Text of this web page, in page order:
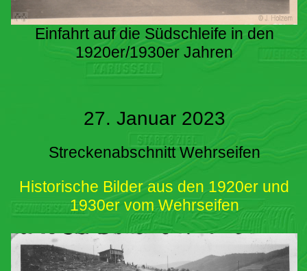
Einfahrt auf die Südschleife in den
1920er/1930er Jahren
27. Januar 2023
Streckenabschnitt Wehrseifen
Historische Bilder aus den 1920er und
1930er vom Wehrseifen